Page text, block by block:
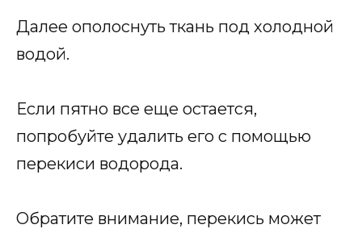
Далее ополоснуть ткань под холодной
водой.
Если пятно все еще остается,
попробуйте удалить его с помощью
перекиси водорода.
Обратите внимание, перекись может